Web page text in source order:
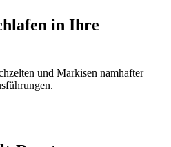
in Ihre
und Markisen namhafter